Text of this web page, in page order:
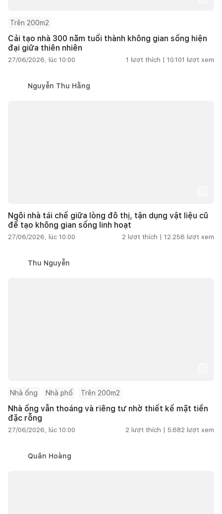
Trên 200m2
Cải tạo nhà 300 năm tuổi thành không gian sống hiện
đại giữa thiên nhiên
27/06/2026, lúc 10:00 1 lượt thích | 10.101 lượt xem
Nguyễn Thu Hằng
Ngôi nhà tái chế giữa lòng đô thị, tận dụng vật liệu cũ
để tạo không gian sống linh hoạt
27/06/2026, lúc 10:00 2 lượt thích | 12.256 lượt xem
Thu Nguyễn
Nhà ống Nhà phố Trên 200m2
Nhà ống vẫn thoáng và riêng tư nhờ thiết kế mặt tiền
đặc rỗng
27/06/2026, lúc 10:00 2 lượt thích | 5.682 lượt xem
Quân Hoàng